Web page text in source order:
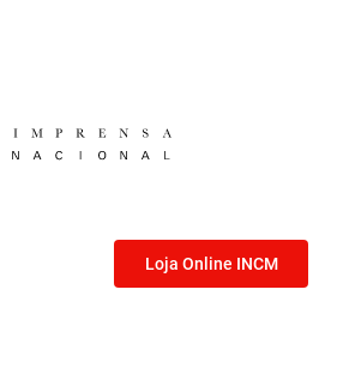
Loja Online INCM